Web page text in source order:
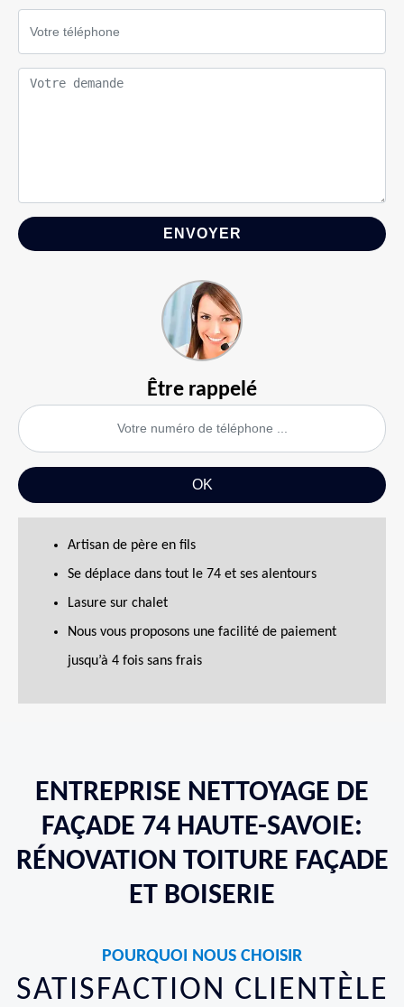
Être rappelé
Artisan de père en fils
Se déplace dans tout le 74 et ses alentours
Lasure sur chalet
Nous vous proposons une facilité de paiement
jusqu’à 4 fois sans frais
ENTREPRISE NETTOYAGE DE
FAÇADE 74 HAUTE-SAVOIE:
RÉNOVATION TOITURE FAÇADE
ET BOISERIE
POURQUOI NOUS CHOISIR
SATISFACTION CLIENTÈLE